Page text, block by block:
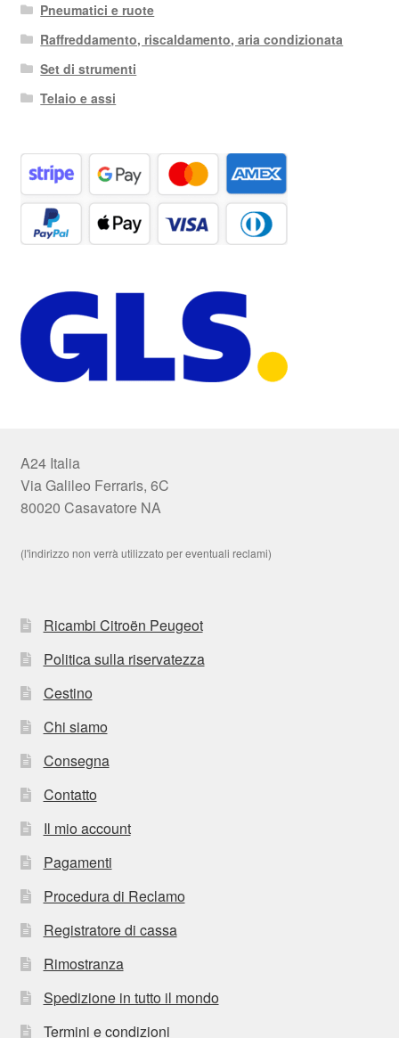
Pneumatici e ruote
Raffreddamento, riscaldamento, aria condizionata
Set di strumenti
Telaio e assi
A24 Italia
Via Galileo Ferraris, 6C
80020 Casavatore NA
(l'indirizzo non verrà utilizzato per eventuali reclami)
Ricambi Citroën Peugeot
Politica sulla riservatezza
Cestino
Chi siamo
Consegna
Contatto
Il mio account
Pagamenti
Procedura di Reclamo
Registratore di cassa
Rimostranza
Spedizione in tutto il mondo
Termini e condizioni